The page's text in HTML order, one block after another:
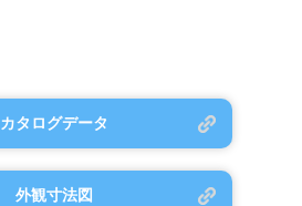
カタログデータ
外観寸法図